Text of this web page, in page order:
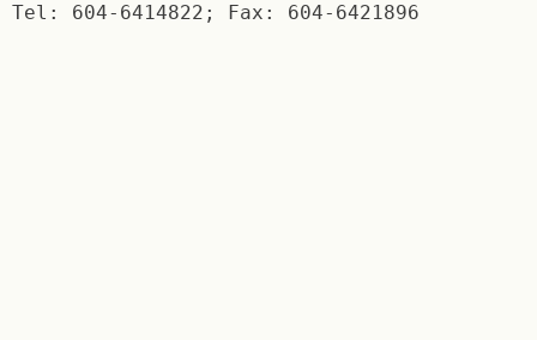
Tel: 604-6414822; Fax: 604-6421896